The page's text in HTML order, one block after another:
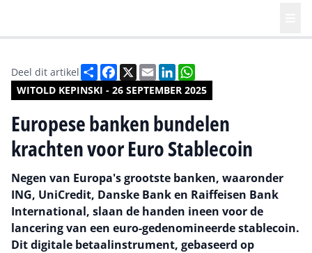
WITOLD KEPINSKI - 26 SEPTEMBER 2025
Deel dit artikel DeelFacebook
X EmailLinkedIn
Europese banken bundelen
krachten voor Euro Stablecoin
Negen van Europa's grootste banken, waaronder
ING, UniCredit, Danske Bank en Raiffeisen Bank
International, slaan de handen ineen voor de
lancering van een euro-gedenomineerde stablecoin.
Dit digitale betaalinstrument, gebaseerd op